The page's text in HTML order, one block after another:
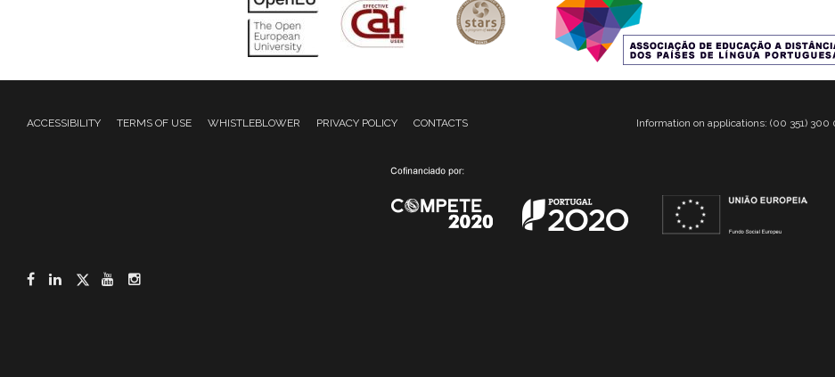
ACCESSIBILITY TERMS OF USE WHISTLEBLOWER PRIVACY POLICY CONTACTS Information on applications: (00 351)
Facebook
LinkedIn
Twitter
YouTube